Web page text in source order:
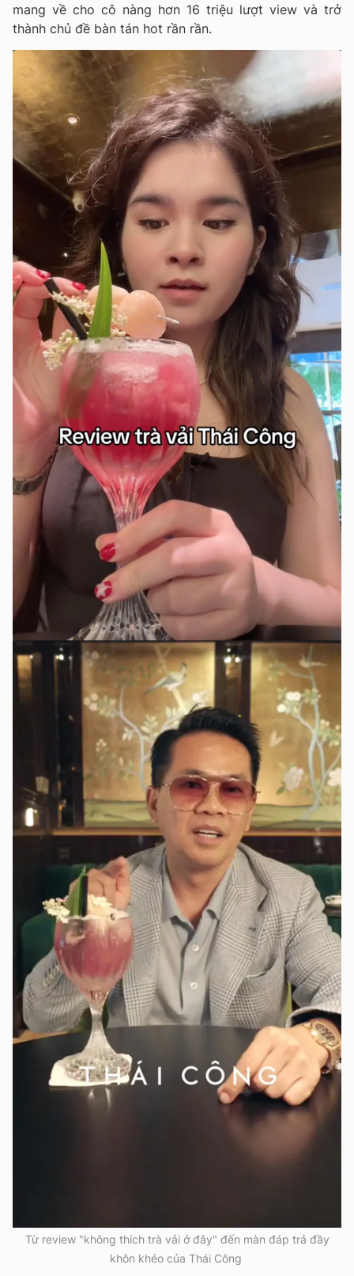
mang về cho cô nàng hơn 16 triệu lượt view và trở
thành chủ đề bàn tán hot rần rần.
Từ review "không thích trà vải ở đây" đến màn đáp trả đầy
khôn khéo của Thái Công